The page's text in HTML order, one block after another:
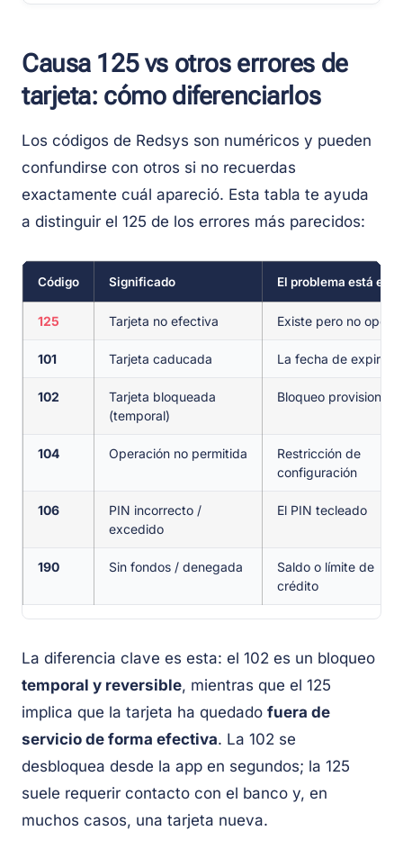
Causa 125 vs otros errores de
tarjeta: cómo diferenciarlos
Los códigos de Redsys son numéricos y pueden
confundirse con otros si no recuerdas
exactamente cuál apareció. Esta tabla te ayuda
a distinguir el 125 de los errores más parecidos:
Código Significado El problema está en…
125 Tarjeta no efectiva Existe pero no opera
101 Tarjeta caducada La fecha de
102
Tarjeta bloqueada
(temporal)
Bloqueo provisional
104 Operación no permitida
Restricción de
configuración
106
PIN incorrecto /
excedido
El PIN tecleado
190 Sin fondos / denegada
Saldo o límite de
crédito
La diferencia clave es esta: el 102 es un bloqueo
temporal y reversible, mientras que el 125
implica que la tarjeta ha quedado fuera de
servicio de forma efectiva. La 102 se
desbloquea desde la app en segundos; la 125
suele requerir contacto con el banco y, en
muchos casos, una tarjeta nueva.